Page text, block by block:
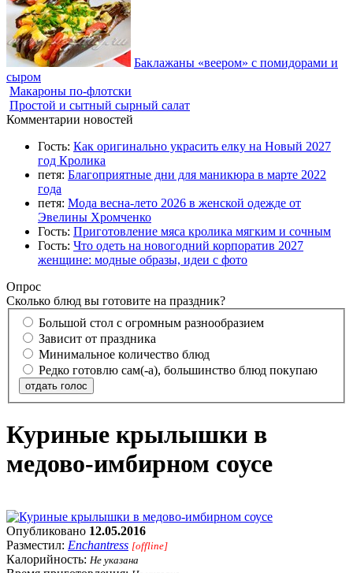
Баклажаны «веером» с помидорами и
сыром
Макароны по-флотски
Простой и сытный сырный салат
Комментарии новостей
Гость: Как оригинально украсить елку на Новый 2027
год Кролика
петя: Благоприятные дни для маникюра в марте 2022
года
петя: Мода весна-лето 2026 в женской одежде от
Эвелины Хромченко
Гость: Приготовление мяса кролика мягким и сочным
Гость: Что одеть на новогодний корпоратив 2027
женщине: модные образы, идеи с фото
Опрос
Сколько блюд вы готовите на праздник?
Большой стол с огромным разнообразием
Зависит от праздника
Минимальное количество блюд
Редко готовлю сам(-а), большинство блюд покупаю
отдать голос
Куриные крылышки в
медово-имбирном соусе
Опубликовано 12.05.2016
Разместил: Enchantress [offline]
Калорийность: Не указана